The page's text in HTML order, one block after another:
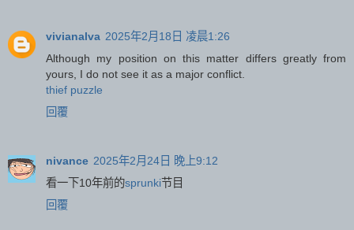
vivianalva 2025年2月18日 凌晨1:26
Although my position on this matter differs greatly from
yours, I do not see it as a major conflict.
thief puzzle
回覆
nivance 2025年2月24日 晚上9:12
看一下10年前的sprunki节目
回覆